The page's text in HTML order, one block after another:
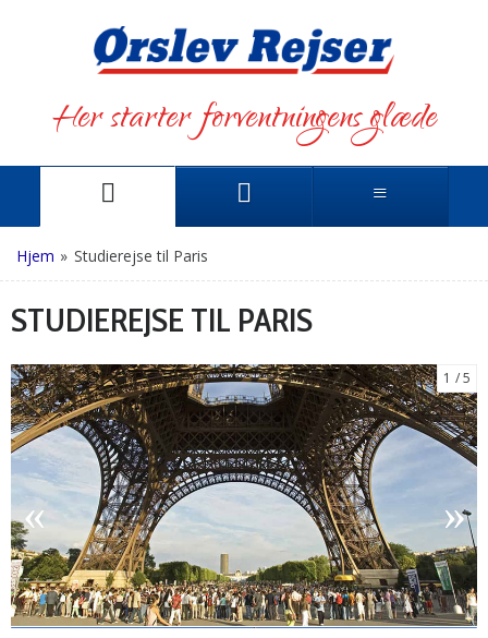
Her starter forventningens glæde
Hjem » Studierejse til Paris
STUDIEREJSE TIL PARIS
1 5